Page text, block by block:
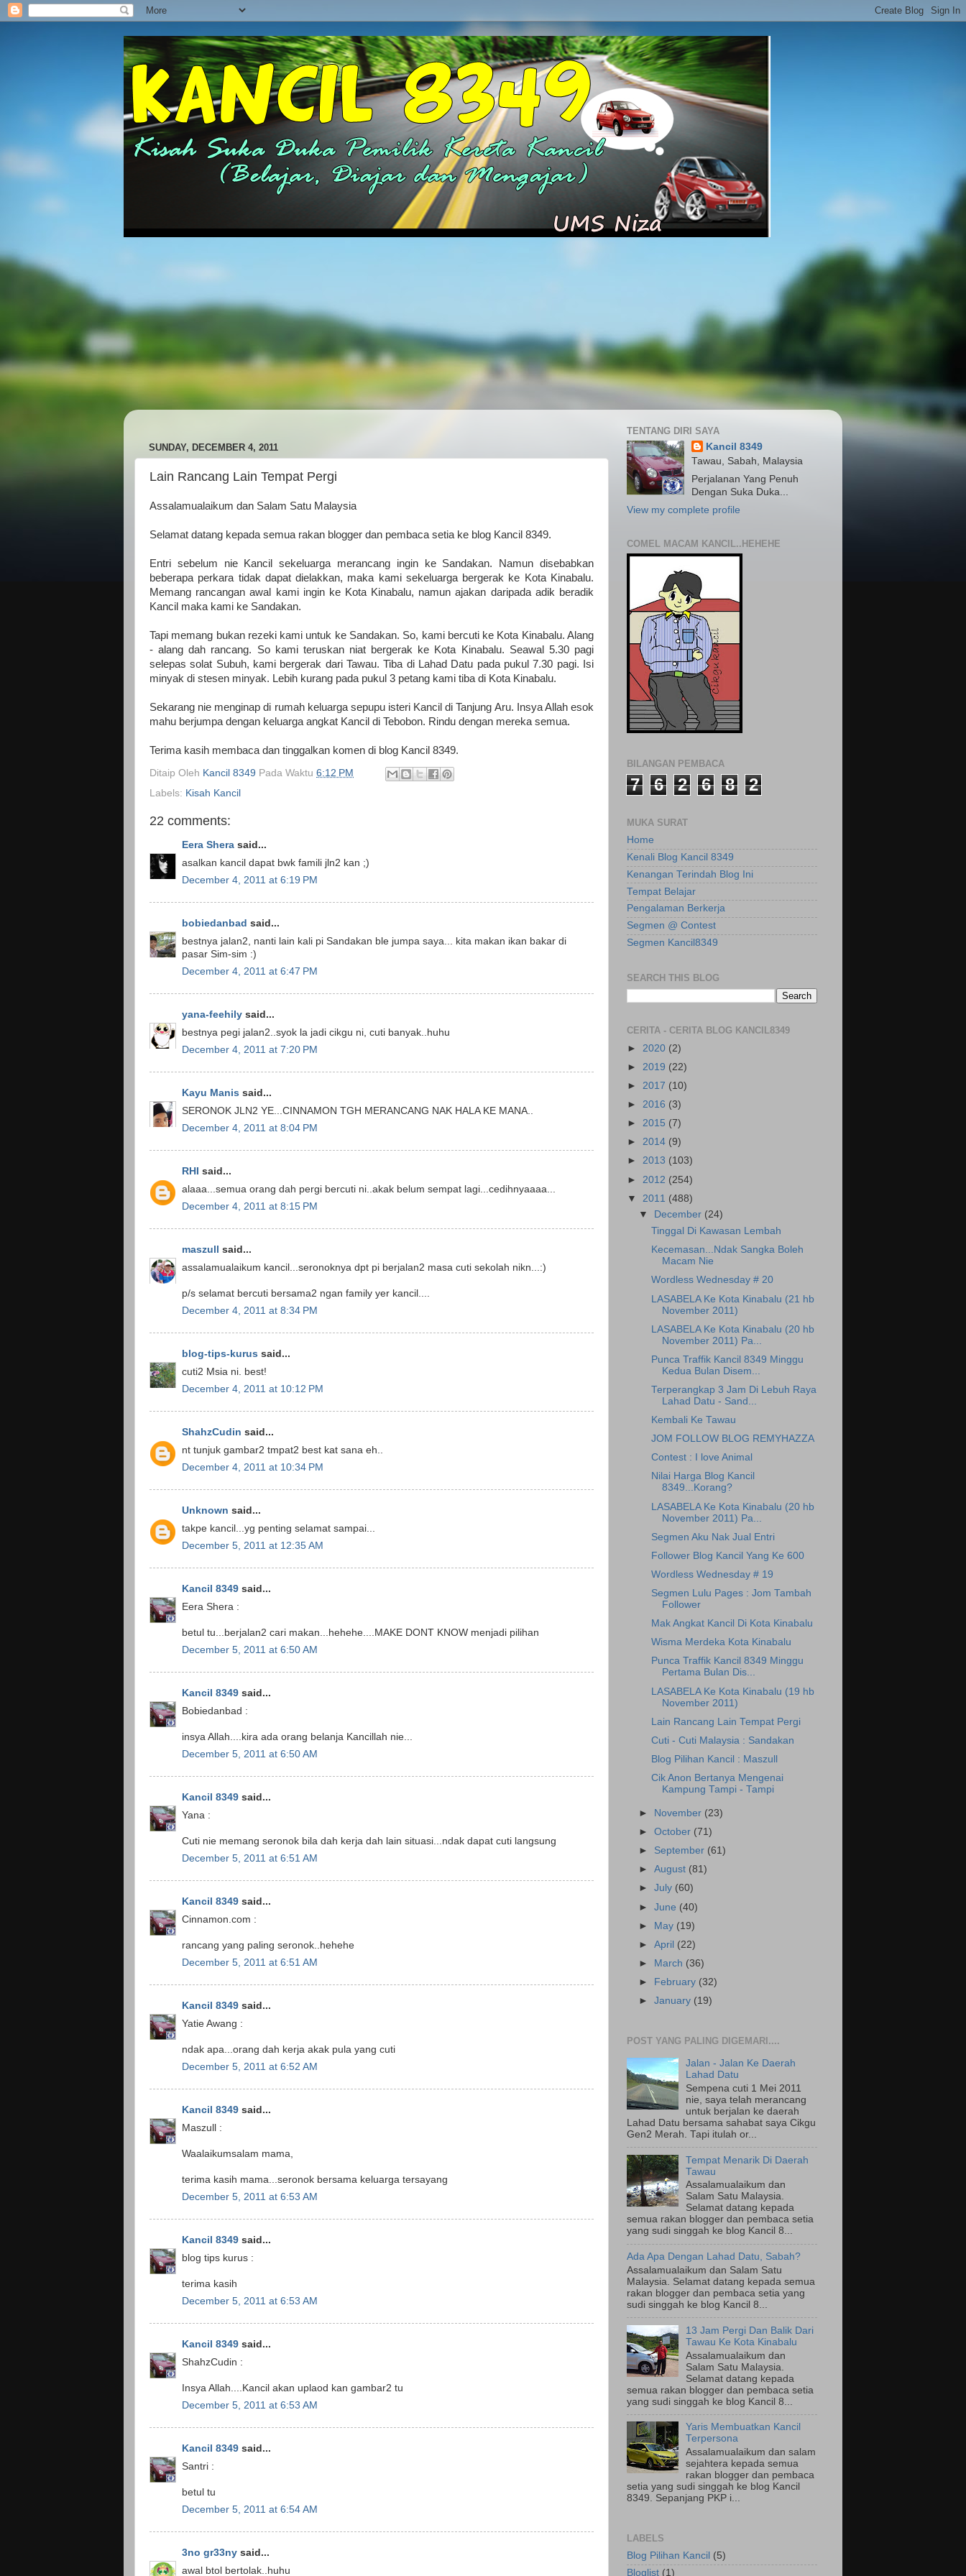
SUNDAY, DECEMBER 4, 2011
Lain Rancang Lain Tempat Pergi
Assalamualaikum dan Salam Satu Malaysia
Selamat datang kepada semua rakan blogger dan pembaca setia ke blog Kancil 8349.
Entri sebelum nie Kancil sekeluarga merancang ingin ke Sandakan. Namun disebabkan
beberapa perkara tidak dapat dielakkan, maka kami sekeluarga bergerak ke Kota Kinabalu.
Memang rancangan awal kami ingin ke Kota Kinabalu, namun ajakan daripada adik beradik
Kancil maka kami ke Sandakan.
Tapi memang bukan rezeki kami untuk ke Sandakan. So, kami bercuti ke Kota Kinabalu. Alang
- alang dah rancang. So kami teruskan niat bergerak ke Kota Kinabalu. Seawal 5.30 pagi
selepas solat Subuh, kami bergerak dari Tawau. Tiba di Lahad Datu pada pukul 7.30 pagi. Isi
minyak di stesen minyak. Lebih kurang pada pukul 3 petang kami tiba di Kota Kinabalu.
Sekarang nie menginap di rumah keluarga sepupu isteri Kancil di Tanjung Aru. Insya Allah esok
mahu berjumpa dengan keluarga angkat Kancil di Tebobon. Rindu dengan mereka semua.
Terima kasih membaca dan tinggalkan komen di blog Kancil 8349.
Ditaip Oleh Kancil 8349 Pada Waktu 6:12 PM
Labels: Kisah Kancil
22 comments:
Eera Shera said...
asalkan kancil dapat bwk famili jln2 kan ;)
December 4, 2011 at 6:19 PM
bobiedanbad said...
bestnya jalan2, nanti lain kali pi Sandakan ble jumpa saya... kita makan ikan bakar di
pasar Sim-sim :)
December 4, 2011 at 6:47 PM
yana-feehily said...
bestnya pegi jalan2..syok la jadi cikgu ni, cuti banyak..huhu
December 4, 2011 at 7:20 PM
Kayu Manis said...
SERONOK JLN2 YE...CINNAMON TGH MERANCANG NAK HALA KE MANA..
December 4, 2011 at 8:04 PM
RHI
said...
alaaa...semua orang dah pergi bercuti ni..akak belum sempat lagi...cedihnyaaaa...
December 4, 2011 at 8:15 PM
maszull
said...
assalamualaikum kancil...seronoknya dpt pi berjalan2 masa cuti sekolah nikn...:)
p/s selamat bercuti bersama2 ngan family yer kancil....
December 4, 2011 at 8:34 PM
blog-tips-kurus said...
cuti2 Msia ni. best!
December 4, 2011 at 10:12 PM
ShahzCudin said...
nt tunjuk gambar2 tmpat2 best kat sana eh..
December 4, 2011 at 10:34 PM
Unknown said...
takpe kancil...yg penting selamat sampai...
December 5, 2011 at 12:35 AM
Kancil 8349 said...
Eera Shera :
betul tu...berjalan2 cari makan...hehehe....MAKE DONT KNOW menjadi pilihan
December 5, 2011 at 6:50 AM
Kancil 8349 said...
Bobiedanbad :
insya Allah....kira ada orang belanja Kancillah nie...
December 5, 2011 at 6:50 AM
Kancil 8349 said...
Yana :
Cuti nie memang seronok bila dah kerja dah lain situasi...ndak dapat cuti langsung
December 5, 2011 at 6:51 AM
Kancil 8349 said...
Cinnamon.com :
rancang yang paling seronok..hehehe
December 5, 2011 at 6:51 AM
Kancil 8349 said...
Yatie Awang :
ndak apa...orang dah kerja akak pula yang cuti
December 5, 2011 at 6:52 AM
Kancil 8349 said...
Maszull :
Waalaikumsalam mama,
terima kasih mama...seronok bersama keluarga tersayang
December 5, 2011 at 6:53 AM
Kancil 8349 said...
blog tips kurus :
terima kasih
December 5, 2011 at 6:53 AM
Kancil 8349 said...
ShahzCudin :
Insya Allah....Kancil akan uplaod kan gambar2 tu
December 5, 2011 at 6:53 AM
Kancil 8349 said...
Santri :
betul tu
December 5, 2011 at 6:54 AM
3no gr33ny said...
awal btol bertolak..huhu
TENTANG DIRI SAYA
Kancil 8349
Tawau, Sabah, Malaysia
Perjalanan Yang Penuh
Dengan Suka Duka...
View my complete profile
COMEL MACAM KANCIL..HEHEHE
BILANGAN PEMBACA
7 6 2 6 8 2
MUKA SURAT
Home
Kenali Blog Kancil 8349
Kenangan Terindah Blog Ini
Tempat Belajar
Pengalaman Berkerja
Segmen @ Contest
Segmen Kancil8349
SEARCH THIS BLOG
CERITA - CERITA BLOG KANCIL8349
► 2020 (2)
► 2019 (22)
► 2017 (10)
► 2016 (3)
► 2015 (7)
► 2014 (9)
► 2013 (103)
► 2012 (254)
▼ 2011 (488)
▼
December (24)
Tinggal Di Kawasan Lembah
Kecemasan...Ndak Sangka Boleh
Macam Nie
Wordless Wednesday # 20
LASABELA Ke Kota Kinabalu (21 hb
November 2011)
LASABELA Ke Kota Kinabalu (20 hb
November 2011) Pa...
Punca Traffik Kancil 8349 Minggu
Kedua Bulan Disem...
Terperangkap 3 Jam Di Lebuh Raya
Lahad Datu - Sand...
Kembali Ke Tawau
JOM FOLLOW BLOG REMYHAZZA
Contest : I love Animal
Nilai Harga Blog Kancil
8349...Korang?
LASABELA Ke Kota Kinabalu (20 hb
November 2011) Pa...
Segmen Aku Nak Jual Entri
Follower Blog Kancil Yang Ke 600
Wordless Wednesday # 19
Segmen Lulu Pages : Jom Tambah
Follower
Mak Angkat Kancil Di Kota Kinabalu
Wisma Merdeka Kota Kinabalu
Punca Traffik Kancil 8349 Minggu
Pertama Bulan Dis...
LASABELA Ke Kota Kinabalu (19 hb
November 2011)
Lain Rancang Lain Tempat Pergi
Cuti - Cuti Malaysia : Sandakan
Blog Pilihan Kancil : Maszull
Cik Anon Bertanya Mengenai
Kampung Tampi - Tampi
► November (23)
►October (71)
► September (61)
►August (81)
►July (60)
►June (40)
► May (19)
►April (22)
►
March (36)
►
February (32)
►January (19)
POST YANG PALING DIGEMARI....
Jalan - Jalan Ke Daerah
Lahad Datu
Sempena cuti 1 Mei 2011
nie, saya telah merancang
untuk berjalan ke daerah
Lahad Datu bersama sahabat saya Cikgu
Gen2 Merah. Tapi itulah or...
Tempat Menarik Di Daerah
Tawau
Assalamualaikum dan
Salam Satu Malaysia.
Selamat datang kepada
semua rakan blogger dan pembaca setia
yang sudi singgah ke blog Kancil 8...
Ada Apa Dengan Lahad Datu, Sabah?
Assalamualaikum dan Salam Satu
Malaysia. Selamat datang kepada semua
rakan blogger dan pembaca setia yang
sudi singgah ke blog Kancil 8...
13 Jam Pergi Dan Balik Dari
Tawau Ke Kota Kinabalu
Assalamualaikum dan
Salam Satu Malaysia.
Selamat datang kepada
semua rakan blogger dan pembaca setia
yang sudi singgah ke blog Kancil 8...
Yaris Membuatkan Kancil
Terpersona
Assalamualaikum dan salam
sejahtera kepada semua
rakan blogger dan pembaca
setia yang sudi singgah ke blog Kancil
8349. Sepanjang PKP i...
LABELS
Blog Pilihan Kancil (5)
Bloglist (1)